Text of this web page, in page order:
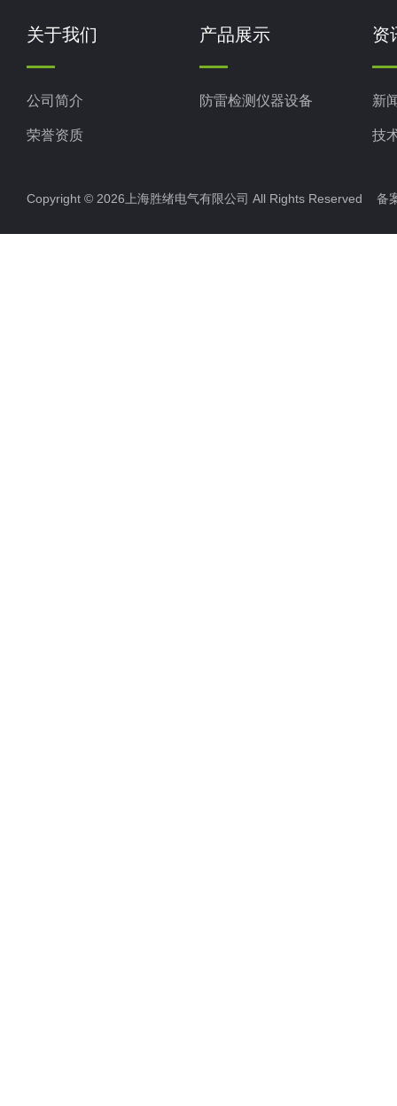
关于我们
公司简介
荣誉资质
产品展示
防雷检测仪器设备
资
新
技
Copyright © 2026上海胜绪电气有限公司 All Rights Reserved 备